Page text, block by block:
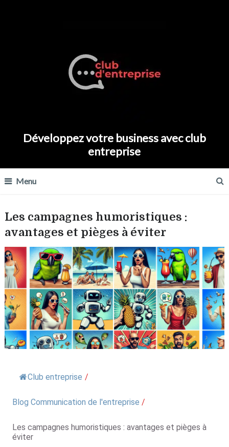
Développez votre business avec club
entreprise
Menu
Les campagnes humoristiques :
avantages et pièges à éviter
Club entreprise /
Blog Communication de l'entreprise /
Les campagnes humoristiques : avantages et pièges à
éviter